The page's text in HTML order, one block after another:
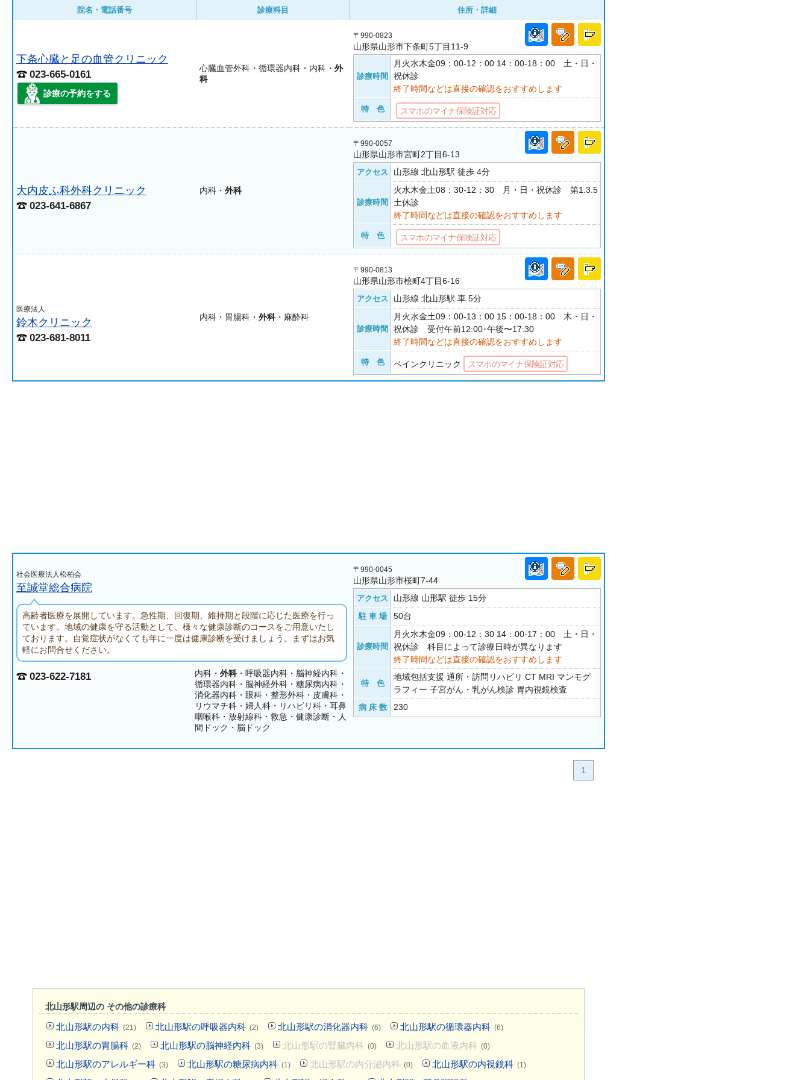
院名・電話番号 診療科目 住所・詳細
下条心臓と足の血管クリニック
023-665-0161
診療の予約をする
心臓血管外科・循環器内科・内科・ 外
科
〒990-0823
山形県山形市下条町5丁目11-9
診療時間
月火水木金09：00-12：00 14：00-18：00 土・日・
祝休診
終了時間などは直接の確認をおすすめします
特 色 スマホのマイナ保険証対応
大内皮ふ科外科クリニック
023-641-6867
内科・ 外科
〒990-0057
山形県山形市宮町2丁目6-13
アクセス 山形線 北山形駅 徒歩 4分
診療時間
火水木金土08：30-12：30 月・日・祝休診 第1.3.5
土休診
終了時間などは直接の確認をおすすめします
特 色 スマホのマイナ保険証対応
医療法人
鈴木クリニック
023-681-8011
内科・胃腸科・ 外科・麻酔科
〒990-0813
山形県山形市桧町4丁目6-16
アクセス 山形線 北山形駅 車 5分
診療時間
月火水金土09：00-13：00 15：00-18：00 木・日・
祝休診 受付午前12:00･午後〜17:30
終了時間などは直接の確認をおすすめします
特 色 ペインクリニック スマホのマイナ保険証対応
社会医療法人松柏会
至誠堂総合病院
高齢者医療を展開しています。急性期、回復期、維持期と段階に応じた医療を行っ
ています。地域の健康を守る活動として、様々な健康診断のコースをご用意いたし
ております。自覚症状がなくても年に一度は健康診断を受けましょう。まずはお気
軽にお問合せください。
023-622-7181 内科・外科・呼吸器内科・脳神経内科・
循環器内科・脳神経外科・糖尿病内科・
消化器内科・眼科・整形外科・皮膚科・
リウマチ科・婦人科・リハビリ科・耳鼻
咽喉科・放射線科・救急・健康診断・人
間ドック・脳ドック
〒990-0045
山形県山形市桜町7-44
アクセス 山形線 山形駅 徒歩 15分
駐 車 場 50台
診療時間
月火水木金09：00-12：30 14：00-17：00 土・日・
祝休診 科目によって診療日時が異なります
終了時間などは直接の確認をおすすめします
特 色
地域包括支援 通所・訪問リハビリ CT MRI マンモグ
ラフィー 子宮がん・乳がん検診 胃内視鏡検査
病 床 数 230
1
北山形駅周辺の その他の診療科
北山形駅の内科 (21) 北山形駅の呼吸器内科 (2) 北山形駅の消化器内科 (6) 北山形駅の循環器内科 (6)
北山形駅の胃腸科 (2) 北山形駅の脳神経内科 (3) 北山形駅の腎臓内科 (0) 北山形駅の血液内科 (0)
北山形駅のアレルギー科 (3) 北山形駅の糖尿病内科 (1) 北山形駅の内分泌内科 (0) 北山形駅の内視鏡科 (1)